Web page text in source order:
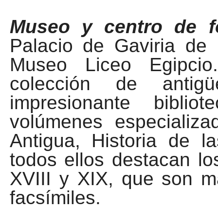
Museo y centro de
Palacio de Gaviria
Museo Liceo
colección de
impresionante
volúmenes
Antigua, Historia de
todos ellos destacan
XVIII y XIX, que son
facsímiles.